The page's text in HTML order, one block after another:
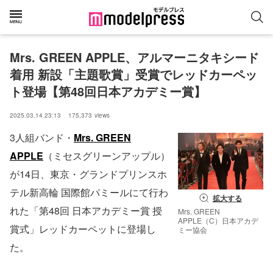
Mrs. GREEN APPLE、アルマーニタキシード
着用 新設「主題歌賞」受賞でレッドカーペッ
ト登場【第48回日本アカデミー賞】
2025.03.14 23:13 175,373 views
拡大する
Mrs. GREEN
APPLE（C）日本アカデ
ミー協会
3人組バンド・ Mrs. GREEN
APPLE （ミセスグリーンアップル）
が14日、東京・グランドプリンスホ
テル新高輪 国際館パミールにて行わ
れた「第48回 日本アカデミー賞 授
賞式」レッドカーペットに登場し
た。